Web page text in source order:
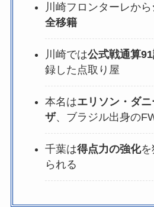
川崎フロンターレから
全移籍
川崎では公式戦通算
録した点取り屋
本名はエリソン・ダ
ザ、ブラジル出身の
千葉は得点力の強化を
られる